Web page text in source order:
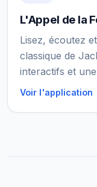
L'Appel de la
Lisez, écoutez
classique de
interactifs et
Voir l'application